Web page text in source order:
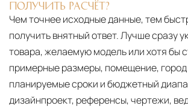
ПОЛУЧИТЬ РАСЧЁТ?
Чем точнее исходные данные, тем
получить внятный ответ. Лучше сразу
товара, желаемую модель или хотя бы
примерные размеры, помещение, город
планируемые сроки и бюджетный
дизайнпроект, референсы, чертежи,